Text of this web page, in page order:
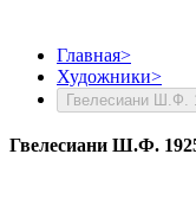
Главная>
Художники>
Гвелесиани Ш.Ф.
Гвелесиани Ш.Ф.